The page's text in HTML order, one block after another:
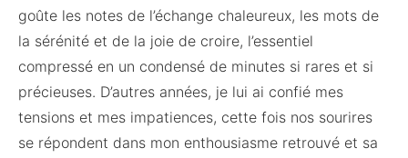
goûte les notes de l’échange chaleureux, les mots de
la sérénité et de la joie de croire, l’essentiel
compressé en un condensé de minutes si rares et si
précieuses. D’autres années, je lui ai confié mes
tensions et mes impatiences, cette fois nos sourires
se répondent dans mon enthousiasme retrouvé et sa